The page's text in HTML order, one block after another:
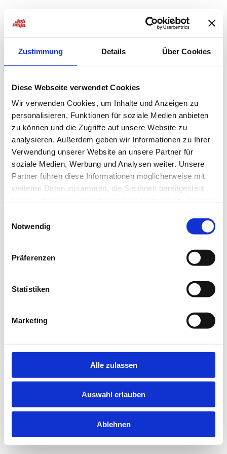
Zustimmung Details Über Cookies
Diese Webseite verwendet Cookies
Wir verwenden Cookies, um Inhalte und Anzeigen zu
personalisieren, Funktionen für soziale Medien anbieten
zu können und die Zugriffe auf unsere Website zu
analysieren. Außerdem geben wir Informationen zu Ihrer
Verwendung unserer Website an unsere Partner für
soziale Medien, Werbung und Analysen weiter. Unsere
Partner führen diese Informationen möglicherweise mit
weiteren Daten zusammen, die Sie ihnen bereitgestellt
Notwendig
Präferenzen
Statistiken
Marketing
Alle zulassen
Auswahl erlauben
Ablehnen
loadingjobninja.com
for more